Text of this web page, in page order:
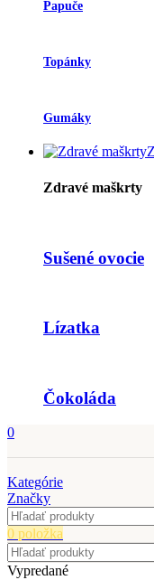
Papuče
Topánky
Gumáky
Zdravé maškrty
Sušené ovocie
Lízatka
Čokoláda
0
Kategórie
Značky
0 položka
Vypredané